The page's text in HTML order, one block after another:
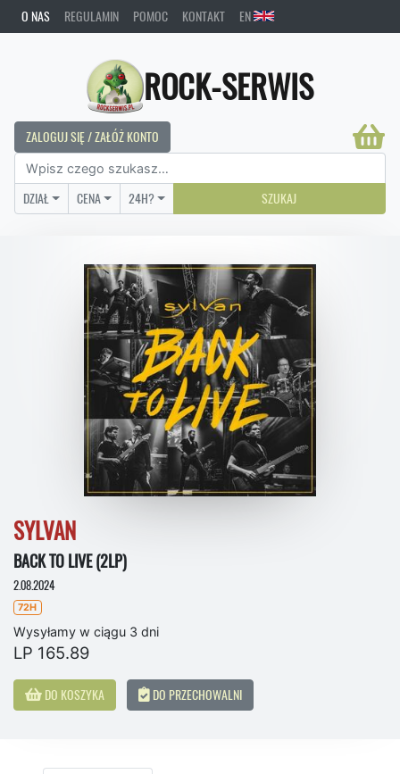
O NAS REGULAMIN POMOC KONTAKT EN
ROCK-SERWIS
ZALOGUJ SIĘ / ZAŁÓŻ KONTO
DZIAŁ CENA 24H? SZUKAJ
SYLVAN
BACK TO LIVE (2LP)
2.08.2024
72H
Wysyłamy w ciągu 3 dni
LP 165.89
DO KOSZYKA DO PRZECHOWALNI